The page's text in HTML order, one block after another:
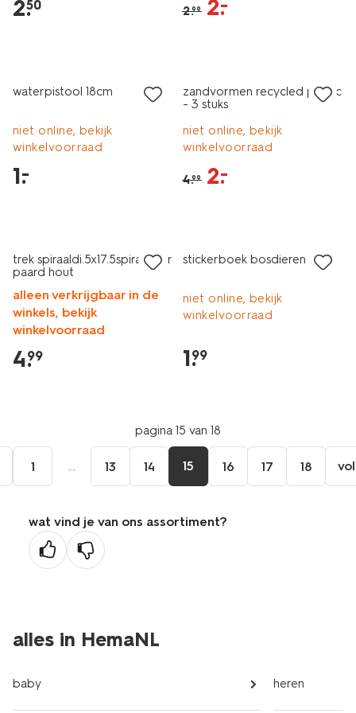
2.
50 2.99 2.
–
waterpistool 18cm
niet online, bekijk
winkelvoorraad
1.
–
zandvormen recycled plastic
- 3 stuks
niet online, bekijk
winkelvoorraad
4.99 2.
–
trek spiraaldi.5x17.5spiraaldier
paard hout
alleen verkrijgbaar in de
winkels, bekijk
winkelvoorraad
4.
99
stickerboek bosdieren
niet online, bekijk
winkelvoorraad
1.
99
pagina 15 van 18
1 ... 13 14 15 16 17 18
wat vind je van ons assortiment?
alles in HemaNL
baby heren